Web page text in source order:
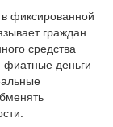
фиксированной
граждан
средства
фиатные деньги